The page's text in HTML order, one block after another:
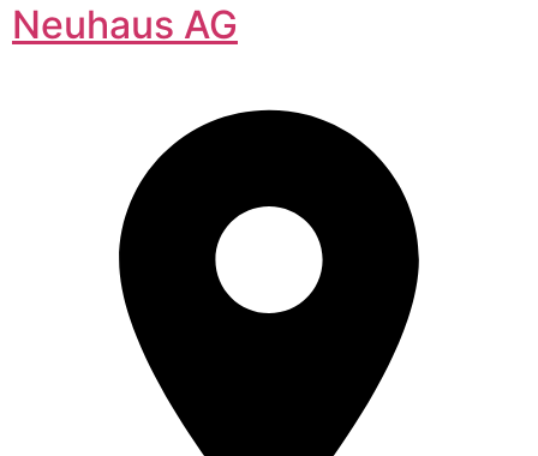
Neuhaus AG